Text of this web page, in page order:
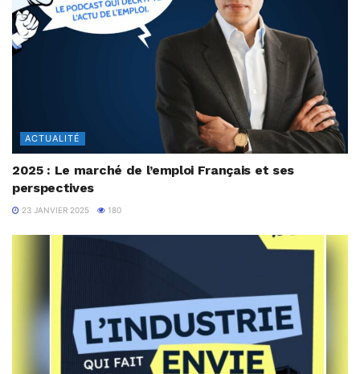
ACTUALITÉ
2025 : Le marché de l’emploi Français et ses
perspectives
23 JANVIER 2025 180